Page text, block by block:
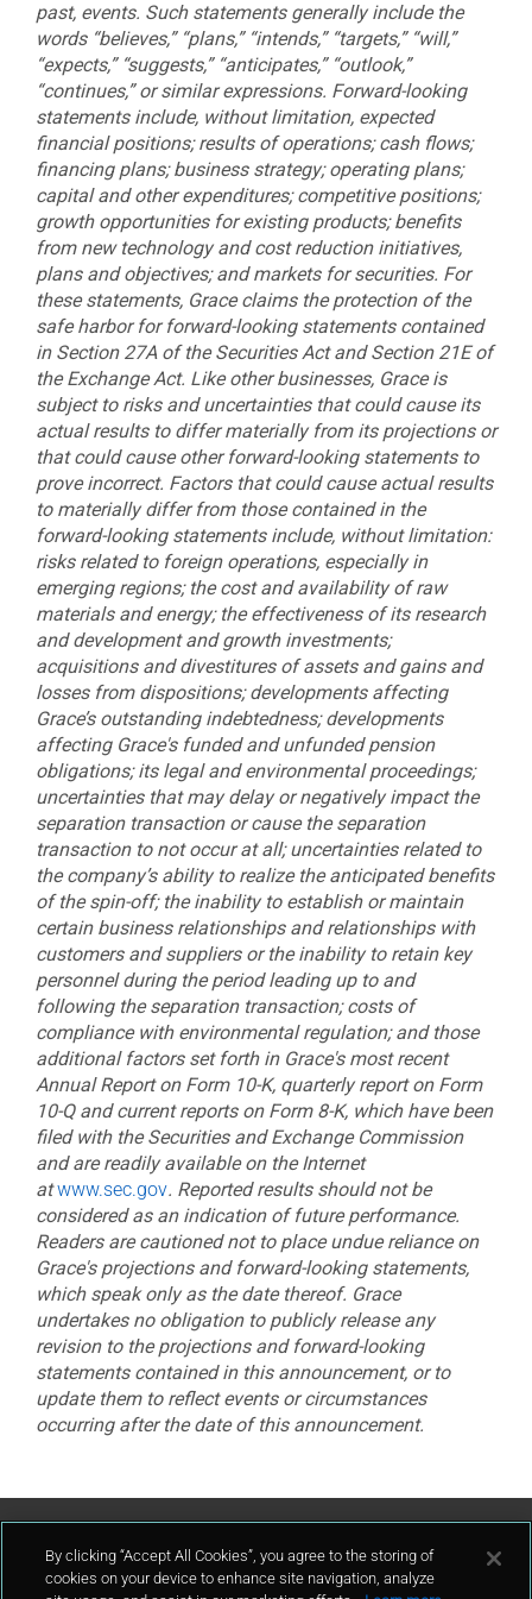
past, events. Such statements generally include the
words “believes,” “plans,” “intends,” “targets,” “will,”
“expects,” “suggests,” “anticipates,” “outlook,”
“continues,” or similar expressions. Forward-looking
statements include, without limitation, expected
financial positions; results of operations; cash flows;
financing plans; business strategy; operating plans;
capital and other expenditures; competitive positions;
growth opportunities for existing products; benefits
from new technology and cost reduction initiatives,
plans and objectives; and markets for securities. For
these statements, Grace claims the protection of the
safe harbor for forward-looking statements contained
in Section 27A of the Securities Act and Section 21E of
the Exchange Act. Like other businesses, Grace is
subject to risks and uncertainties that could cause its
actual results to differ materially from its projections or
that could cause other forward-looking statements to
prove incorrect. Factors that could cause actual results
to materially differ from those contained in the
forward-looking statements include, without limitation:
risks related to foreign operations, especially in
emerging regions; the cost and availability of raw
materials and energy; the effectiveness of its research
and development and growth investments;
acquisitions and divestitures of assets and gains and
losses from dispositions; developments affecting
Grace’s outstanding indebtedness; developments
affecting Grace's funded and unfunded pension
obligations; its legal and environmental proceedings;
uncertainties that may delay or negatively impact the
separation transaction or cause the separation
transaction to not occur at all; uncertainties related to
the company’s ability to realize the anticipated benefits
of the spin-off; the inability to establish or maintain
certain business relationships and relationships with
customers and suppliers or the inability to retain key
personnel during the period leading up to and
following the separation transaction; costs of
compliance with environmental regulation; and those
additional factors set forth in Grace's most recent
Annual Report on Form 10-K, quarterly report on Form
10-Q and current reports on Form 8-K, which have been
filed with the Securities and Exchange Commission
and are readily available on the Internet
atwww.sec.gov. Reported results should not be
considered as an indication of future performance.
Readers are cautioned not to place undue reliance on
Grace's projections and forward-looking statements,
which speak only as the date thereof. Grace
undertakes no obligation to publicly release any
revision to the projections and forward-looking
statements contained in this announcement, or to
update them to reflect events or circumstances
occurring after the date of this announcement.
Contattaci
By clicking “Accept All Cookies”, you agree to the storing of
cookies on your device to enhance site navigation, analyze